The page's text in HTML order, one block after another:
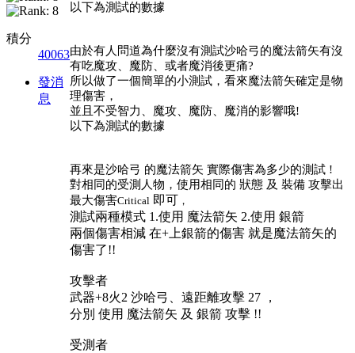
積分
40063
發消
息
以下為測試的數據
由於有人問道為什麼沒有測試沙哈弓的魔法箭矢有沒
有吃魔攻、魔防、或者魔消後更痛?
所以做了一個簡單的小測試，看來魔法箭矢確定是物
理傷害，
並且不受智力、魔攻、魔防、魔消的影響哦!
以下為測試的數據
再來是沙哈弓 的魔法箭矢 實際傷害為多少的測試 !
對相同的受測人物，使用相同的 狀態 及 裝備 攻擊出
最大傷害Critical 即可 ，
測試兩種模式 1.使用 魔法箭矢 2.使用 銀箭
兩個傷害相減 在+上銀箭的傷害 就是魔法箭矢的
傷害了!!
攻擊者
武器+8火2 沙哈弓、遠距離攻擊 27 ，
分別 使用 魔法箭矢 及 銀箭 攻擊 !!
受測者